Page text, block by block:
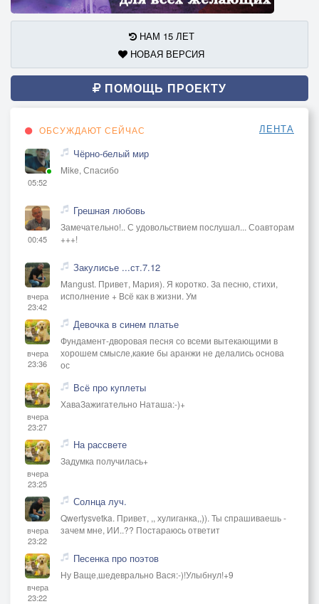
НАМ 15 ЛЕТ
НОВАЯ ВЕРСИЯ
ПОМОЩЬ ПРОЕКТУ
ОБСУЖДАЮТ СЕЙЧАС ЛЕНТА
05:52
Чёрно-белый мир
Mike, Спасибо
00:45
Грешная любовь
Замечательно!.. С удовольствием послушал... Соавторам
+++!
вчера
23:42
Закулисье ...ст.7.12
Mangust. Привет, Мария). Я коротко. За песню, стихи,
исполнение + Всё как в жизни. Ум
вчера
23:36
Девочка в синем платье
Фундамент-дворовая песня со всеми вытекающими в
хорошем смысле,какие бы аранжи не делались основа
ос
вчера
23:27
Всё про куплеты
ХаваЗажигательно Наташа:-)+
вчера
23:25
На рассвете
Задумка получилась+
вчера
23:22
Солнца луч.
Qwertysvetka. Привет, ,, хулиганка,,)). Ты спрашиваешь -
зачем мне, ИИ..?? Постараюсь ответит
вчера
23:22
Песенка про поэтов
Ну Ваще,шедеврально Вася:-)!Улыбнул!+9